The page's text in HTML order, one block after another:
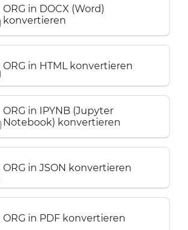
ORG in DOCX (Word)
konvertieren
ORG in HTML konvertieren
ORG in IPYNB (Jupyter
Notebook) konvertieren
ORG in JSON konvertieren
ORG in PDF konvertieren